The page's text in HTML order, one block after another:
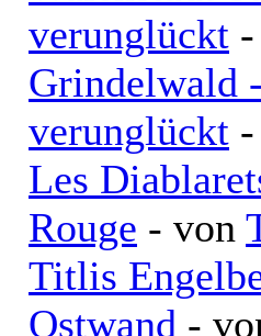
verunglückt
Grindelwald
verunglückt
Les
Rouge - von
Titlis
Ostwand -